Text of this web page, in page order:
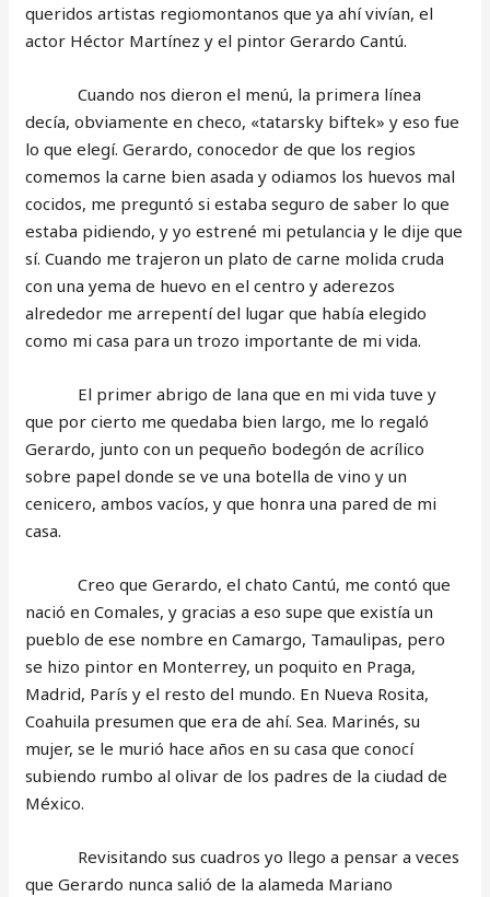
queridos artistas regiomontanos que ya ahí vivían, el
actor Héctor Martínez y el pintor Gerardo Cantú.
Cuando nos dieron el menú, la primera línea
decía, obviamente en checo, «tatarsky biftek» y eso fue
lo que elegí. Gerardo, conocedor de que los regios
comemos la carne bien asada y odiamos los huevos mal
cocidos, me preguntó si estaba seguro de saber lo que
estaba pidiendo, y yo estrené mi petulancia y le dije que
sí. Cuando me trajeron un plato de carne molida cruda
con una yema de huevo en el centro y aderezos
alrededor me arrepentí del lugar que había elegido
como mi casa para un trozo importante de mi vida.
El primer abrigo de lana que en mi vida tuve y
que por cierto me quedaba bien largo, me lo regaló
Gerardo, junto con un pequeño bodegón de acrílico
sobre papel donde se ve una botella de vino y un
cenicero, ambos vacíos, y que honra una pared de mi
casa.
Creo que Gerardo, el chato Cantú, me contó que
nació en Comales, y gracias a eso supe que existía un
pueblo de ese nombre en Camargo, Tamaulipas, pero
se hizo pintor en Monterrey, un poquito en Praga,
Madrid, París y el resto del mundo. En Nueva Rosita,
Coahuila presumen que era de ahí. Sea. Marinés, su
mujer, se le murió hace años en su casa que conocí
subiendo rumbo al olivar de los padres de la ciudad de
México.
Revisitando sus cuadros yo llego a pensar a veces
que Gerardo nunca salió de la alameda Mariano